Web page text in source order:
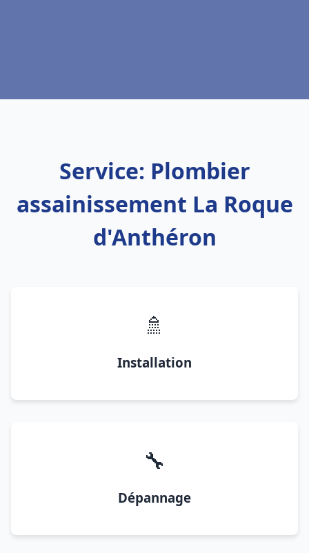
Service: Plombier
assainissement La Roque
d'Anthéron
🚿
Installation
🔧
Dépannage